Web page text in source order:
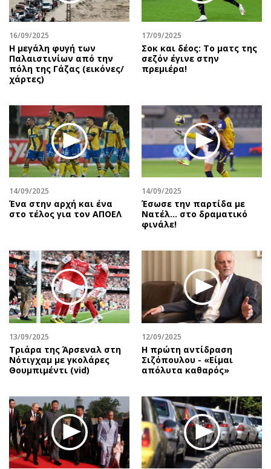
16/09/2025
Η μεγάλη φυγή των
Παλαιστινίων από την
πόλη της Γάζας (εικόνες/
χάρτες)
17/09/2025
Σοκ και δέος: Το ματς της
σεζόν έγινε στην
πρεμιέρα!
14/09/2025
Ένα στην αρχή και ένα
στο τέλος για τον ΑΠΟΕΛ
14/09/2025
Έσωσε την παρτίδα με
Νατέλ… στο δραματικό
φινάλε!
13/09/2025
Τριάρα της Άρσεναλ στη
Νότιγχαμ με γκολάρες
Θουμπιμέντι (vid)
12/09/2025
Η πρώτη αντίδραση
Σιζόπουλoυ - «Είμαι
απόλυτα καθαρός»